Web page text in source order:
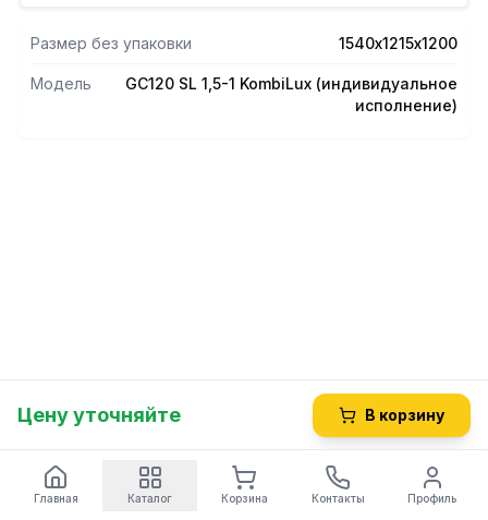
Размер без упаковки 1540х1215х1200
Модель
GС120 SL 1,5-1 KombiLux (индивидуальное
исполнение)
Цену уточняйте В корзину
Главная Каталог Корзина Контакты Профиль